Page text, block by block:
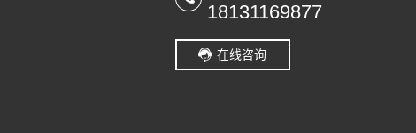
18131169877
在线咨询